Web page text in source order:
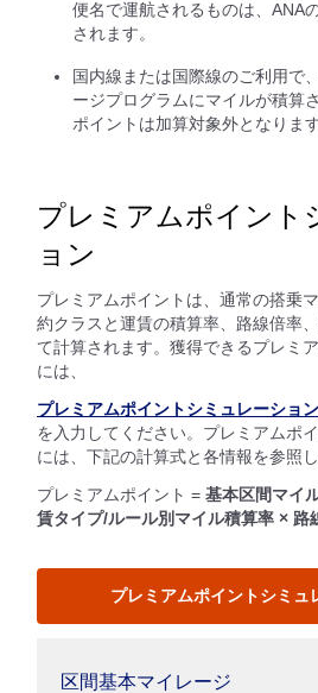
便名で運航されるものは、ANA
されます。
国内線または国際線のご利用で
ージプログラムにマイルが積算
ポイントは加算対象外となります
プレミアムポイント
ョン
プレミアムポイントは、通常の搭乗
約クラスと運賃の積算率、路線倍率
て計算されます。獲得できるプレミ
には、
プレミアムポイントシミュレーション
を入力してください。プレミアムポ
には、下記の計算式と各情報を参照し
プレミアムポイント = 基本区間マイ
賃タイプ/ルール別マイル積算率 × 路
プレミアムポイントシミュ
区間基本マイレージ